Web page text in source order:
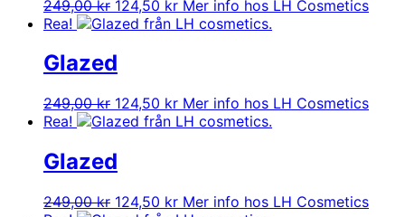
249,00kr Det
ursprungliga
var:
249,00 kr.
124,50 krDet
nuvarande
Mer info hos LH Cosmetics
Rea!
Glazed
249,00kr Det
ursprungliga
var:
249,00 kr.
124,50 krDet
nuvarande
Mer info hos LH Cosmetics
Rea!
Glazed
249,00kr Det
124,50 krDet
Mer info hos LH Cosmetics